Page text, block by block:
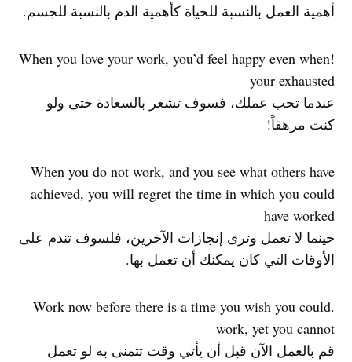
أهمية العمل بالنسبة للحياة كأهمية الدم بالنسبة للجسم.
!When you love your work, you’d feel happy even when
your exhausted
عندما تحب عملك، فسوف تشعر بالسعادة حتى ولو
كنت مرهقاً!
When you do not work, and you see what others have
achieved, you will regret the time in which you could
have worked
حينما لا تعمل وترى إنجازات الآخرين، فلسوف تندم على
الأوقات التي كان يمكنك أن تعمل بها.
.Work now before there is a time you wish you could
work, yet you cannot
قم بالعمل الآن قبل أن يأتي وقت تتمنى به لو تعمل